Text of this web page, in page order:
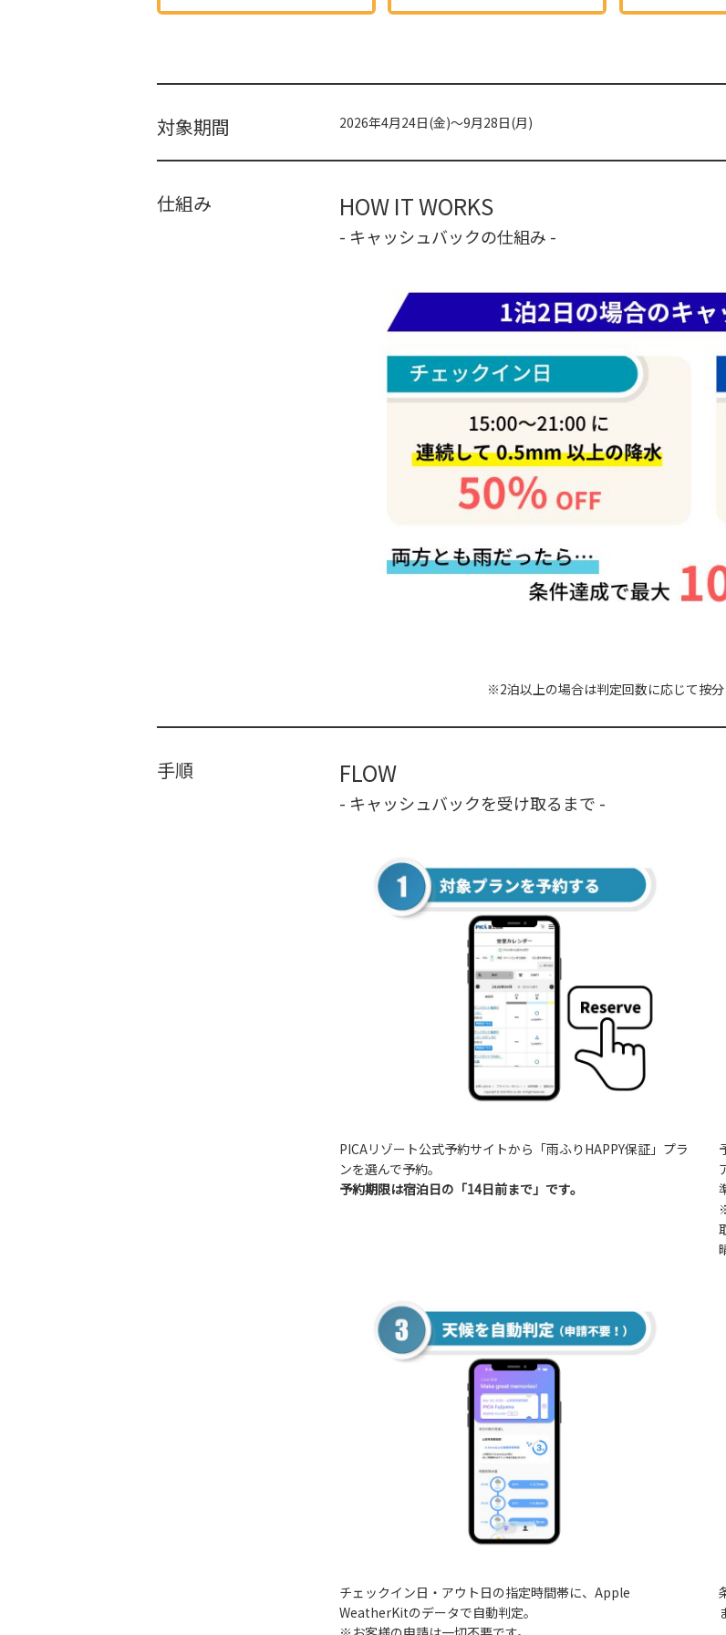
対象期間 2026年4月24日(金)～9月28日(月)
仕組み HOW IT WORKS
- キャッシュバックの仕組み -
※2泊以上の場合は判定回数に応じて按
手順 FLOW
- キャッシュバックを受け取るまで -
PICAリゾート公式予約サイトから「雨ふりHAPPY保証」プラ
ンを選んで予約。
予約期限は宿泊日の「14日前まで」です。
チェックイン日・アウト日の指定時間帯に、Apple
WeatherKitのデータで自動判定。